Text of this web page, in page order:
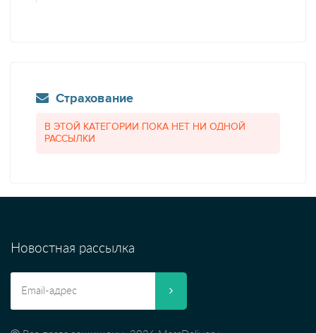
Страхование
В ЭТОЙ КАТЕГОРИИ ПОКА НЕТ НИ ОДНОЙ
РАССЫЛКИ
Новостная рассылка